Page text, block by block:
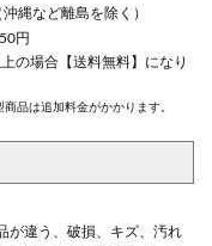
縄など離島を除く）
円
の場合【送料無料】になり
品は追加料金がかかります。
が違う、破損、キズ、汚れ